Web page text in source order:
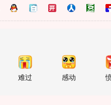
难过 感动